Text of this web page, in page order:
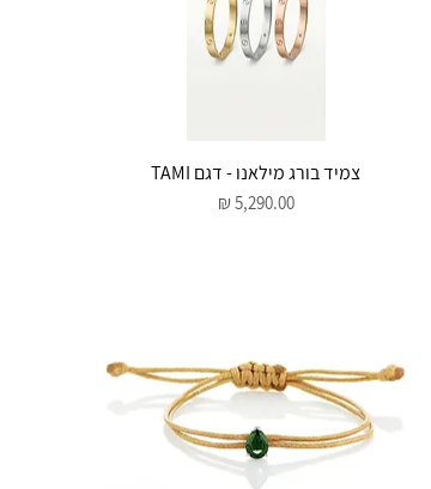
תצוגה מהירה
צמיד בורג מילאנו - דגם TAMI
מחיר‏5,290.00 ‏₪